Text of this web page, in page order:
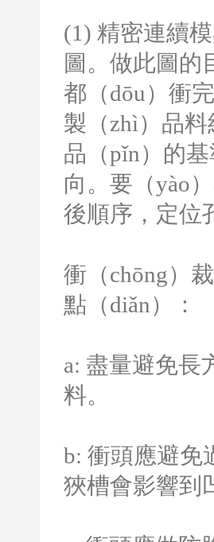
(1) 精密連續
圖。做此圖的
都（dōu）衝
製（zhì）品
品（pǐn）的
向。要（yào
後順序，定位
衝（chōng）
點（diǎn）：
a: 盡量避免長
料。
b: 衝頭應避免
狹槽會影響到